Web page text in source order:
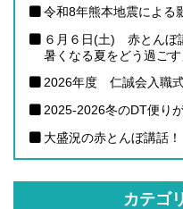
令和8年熊本地震による
６月６日(土) 赤とんぼ
暑くなる夏をどう過ごす
2026年度 仁誠会入職式
2025-2026冬のDT便り
大盛況の赤とんぼ講話！
カテゴ